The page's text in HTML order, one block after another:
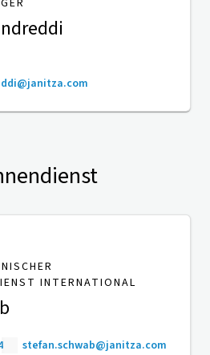
INTERNATIONAL
stefan.schwab@janitza.com